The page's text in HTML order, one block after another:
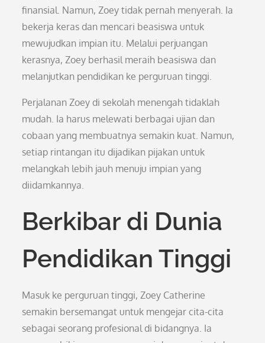
finansial. Namun, Zoey tidak pernah menyerah. Ia
bekerja keras dan mencari beasiswa untuk
mewujudkan impian itu. Melalui perjuangan
kerasnya, Zoey berhasil meraih beasiswa dan
melanjutkan pendidikan ke perguruan tinggi.
Perjalanan Zoey di sekolah menengah tidaklah
mudah. Ia harus melewati berbagai ujian dan
cobaan yang membuatnya semakin kuat. Namun,
setiap rintangan itu dijadikan pijakan untuk
melangkah lebih jauh menuju impian yang
diidamkannya.
Berkibar di Dunia
Pendidikan Tinggi
Masuk ke perguruan tinggi, Zoey Catherine
semakin bersemangat untuk mengejar cita-cita
sebagai seorang profesional di bidangnya. Ia